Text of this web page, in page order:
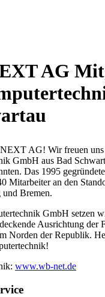
AG
AG! Wir freuen uns
GmbH aus Bad
Das 1995
Mitarbeiter an den
und Bremen.
GmbH setzen
Ausrichtung der
Norden der Republik.
www.wb-net.de